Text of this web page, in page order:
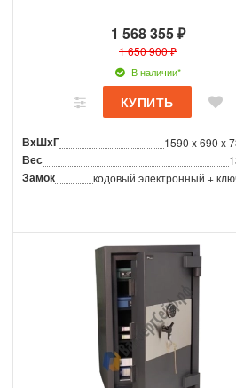
1 568 355 ₽
1 650 900 ₽
В наличии*
ВxШxГ 1590 x 690 x
Вес
Замок кодовый электронный +